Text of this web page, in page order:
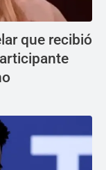
que recibió